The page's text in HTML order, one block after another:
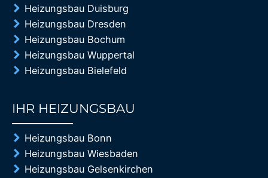
Heizungsbau Duisburg
Heizungsbau Dresden
Heizungsbau Bochum
Heizungsbau Wuppertal
Heizungsbau Bielefeld
IHR HEIZUNGSBAU
Heizungsbau Bonn
Heizungsbau Wiesbaden
Heizungsbau Gelsenkirchen